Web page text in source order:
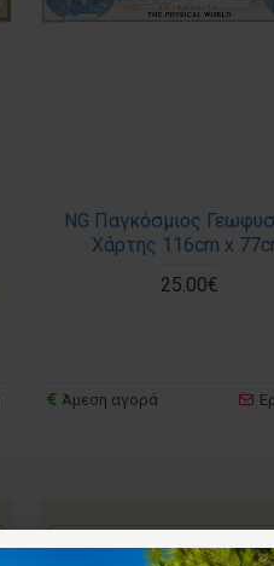
NG Παγκόσμιος
Χάρτης 116cm x
25.00€
Άμεση αγορά